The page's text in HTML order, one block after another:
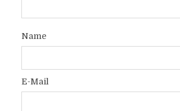
Name
E-Mail